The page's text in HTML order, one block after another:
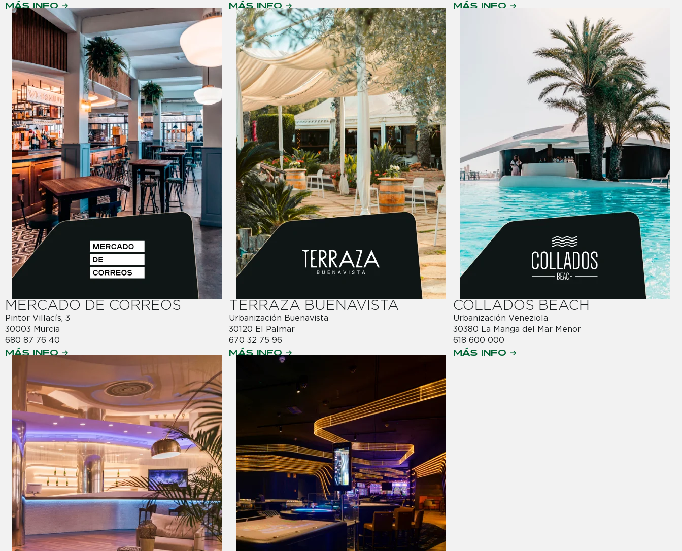
MÁS INFO → MÁS INFO → MÁS INFO →
MERCADO DE CORREOS
Pintor Villacís, 3
30003 Murcia
680 87 76 40
MÁS INFO →
TERRAZA BUENAVISTA
Urbanización Buenavista
30120 El Palmar
670 32 75 96
MÁS INFO →
COLLADOS BEACH
Urbanización Veneziola
30380 La Manga del Mar Menor
618 600 000
MÁS INFO →